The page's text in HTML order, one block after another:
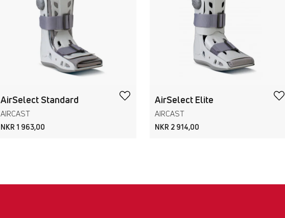
AirSelect Standard
AIRCAST
NKR 1 963,00
AirSelect Elite
AIRCAST
NKR 2 914,00